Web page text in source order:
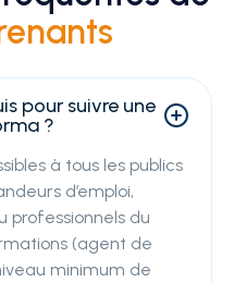
pour suivre une
?
à tous les publics
d’emploi,
professionnels du
(agent de
minimum de